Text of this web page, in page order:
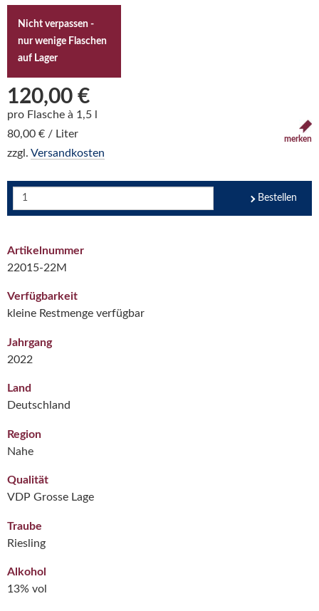
Nicht verpassen -
nur wenige Flaschen
auf Lager
120,00 €
pro Flasche à 1,5 l
80,00 € / Liter
zzgl. Versandkosten
merken
Bestellen
Artikelnummer
22015-22M
Verfügbarkeit
kleine Restmenge verfügbar
Jahrgang
2022
Land
Deutschland
Region
Nahe
Qualität
VDP Grosse Lage
Traube
Riesling
Alkohol
13% vol